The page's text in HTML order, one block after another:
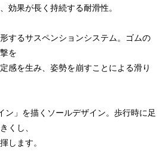
効果が長く持続する耐滑性。
するサスペンションシステム。ゴムの
を
感を生み、姿勢を崩すことによる滑り
ン」を描くソールデザイン。歩行時に足
くし、
します。